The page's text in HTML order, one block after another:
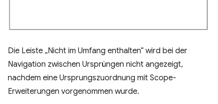
Die Leiste „Nicht im Umfang enthalten“ wird bei der
Navigation zwischen Ursprüngen nicht angezeigt,
nachdem eine Ursprungszuordnung mit Scope-
Erweiterungen vorgenommen wurde.